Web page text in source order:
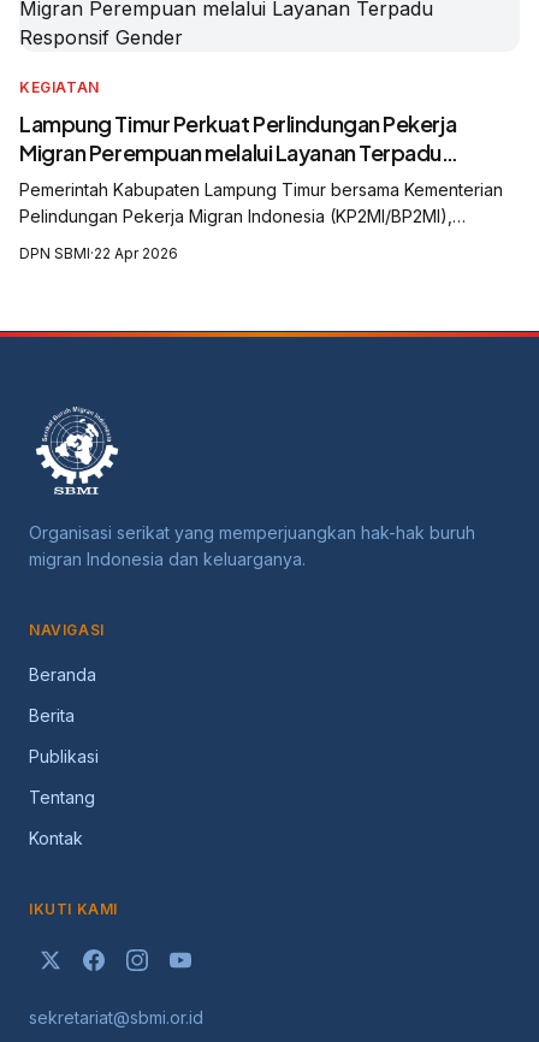
KEGIATAN
Lampung Timur Perkuat Perlindungan Pekerja
Migran Perempuan melalui Layanan Terpadu
Responsif Gender
Pemerintah Kabupaten Lampung Timur bersama Kementerian
Pelindungan Pekerja Migran Indonesia (KP2MI/BP2MI),
on Drugs and Crime (UNODC), Serikat Buruh Migran Indonesia
DPN SBMI·22 Apr 2026
Organisasi serikat yang memperjuangkan hak-hak buruh
migran Indonesia dan keluarganya.
NAVIGASI
Beranda
Berita
Publikasi
Tentang
Kontak
IKUTI KAMI
sekretariat@sbmi.or.id